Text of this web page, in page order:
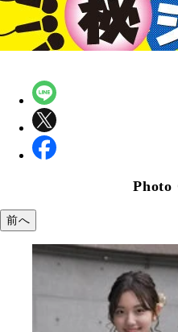
Photo
前へ